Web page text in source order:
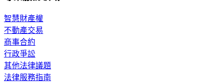
智慧財產權
不動產交易
商事合約
行政爭訟
其他法律議題
法律服務指南